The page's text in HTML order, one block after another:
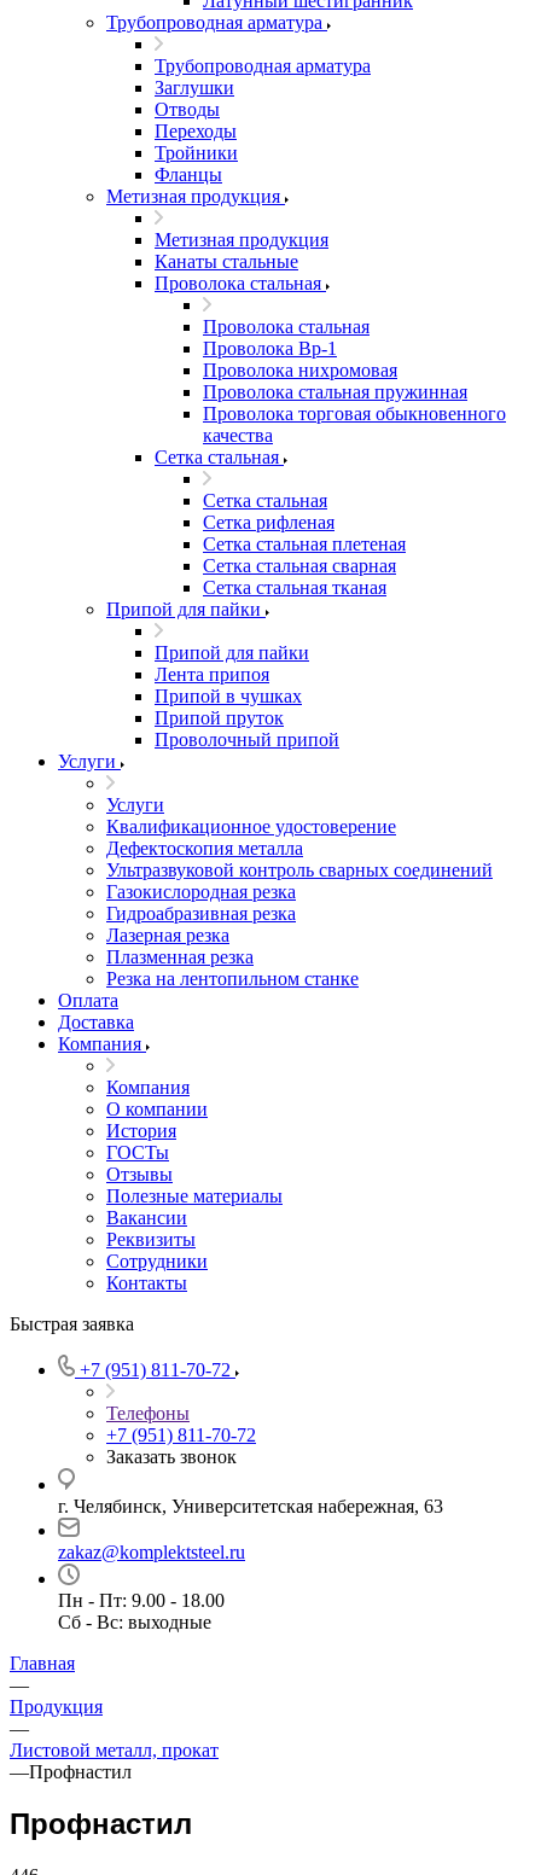
Трубопроводная арматура
Трубопроводная арматура
Заглушки
Отводы
Переходы
Тройники
Фланцы
Метизная продукция
Метизная продукция
Канаты стальные
Проволока стальная
Проволока стальная
Проволока Вр-1
Проволока нихромовая
Проволока стальная пружинная
Проволока торговая обыкновенного
качества
Сетка стальная
Сетка стальная
Сетка рифленая
Сетка стальная плетеная
Сетка стальная сварная
Сетка стальная тканая
Припой для пайки
Припой для пайки
Лента припоя
Припой в чушках
Припой пруток
Проволочный припой
Услуги
Услуги
Квалификационное удостоверение
Дефектоскопия металла
Ультразвуковой контроль сварных соединений
Газокислородная резка
Гидроабразивная резка
Лазерная резка
Плазменная резка
Резка на лентопильном станке
Оплата
Доставка
Компания
Компания
О компании
История
ГОСТы
Отзывы
Полезные материалы
Вакансии
Реквизиты
Сотрудники
Контакты
Быстрая заявка
+7 (951) 811-70-72
Телефоны
+7 (951) 811-70-72
Заказать звонок
г. Челябинск, Университетская набережная, 63
zakaz@komplektsteel.ru
Пн - Пт: 9.00 - 18.00
Сб - Вс: выходные
Главная
—
Продукция
—
Листовой металл, прокат
—Профнастил
Профнастил